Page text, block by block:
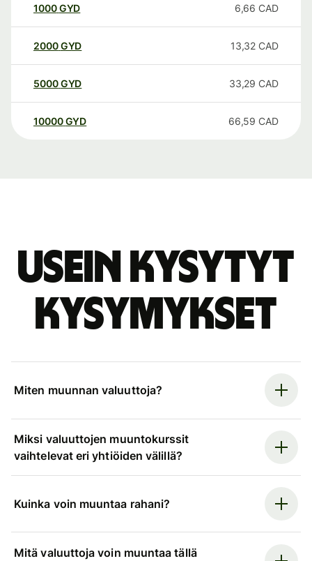
1000GYD 6,66 CAD
2000GYD 13,32 CAD
5000GYD 33,29 CAD
10000 GYD 66,59 CAD
Usein kysytyt
kysymykset
Miten muunnan valuuttoja?
Miksi valuuttojen muuntokurssit
vaihtelevat eri yhtiöiden välillä?
Kuinka voin muuntaa rahani?
Mitä valuuttoja voin muuntaa tällä